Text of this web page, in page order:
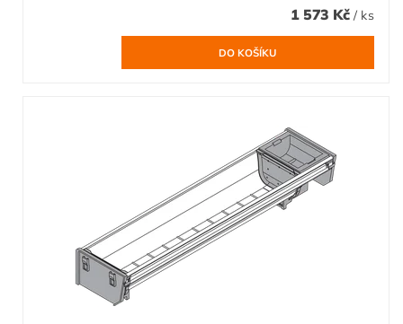
1 573 Kč / ks